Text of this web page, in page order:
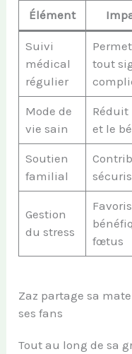
Élément
Suivi
médical
régulier
tout
Mode de
vie sain
Réduit
et le
Soutien
familial
Gestion
du stress
fœtus
Zaz partage sa
ses fans
Tout au long de sa